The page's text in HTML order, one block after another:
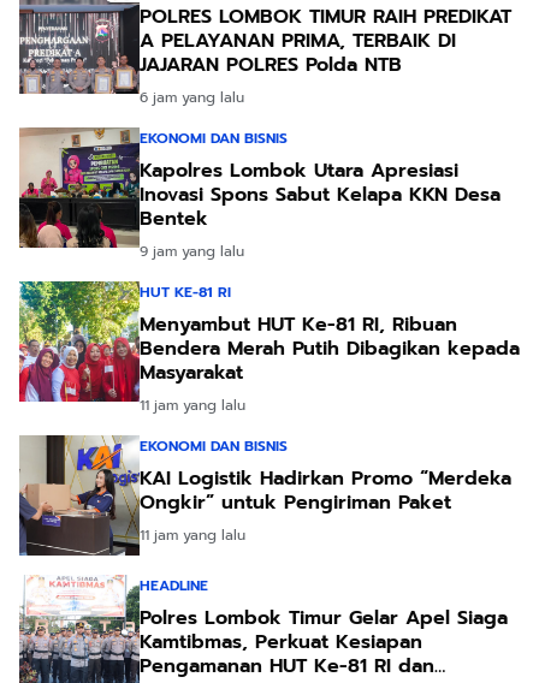
POLRES LOMBOK TIMUR RAIH PREDIKAT
A PELAYANAN PRIMA, TERBAIK DI
JAJARAN POLRES Polda NTB
6 jam yang lalu
EKONOMI DAN BISNIS
Kapolres Lombok Utara Apresiasi
Inovasi Spons Sabut Kelapa KKN Desa
Bentek
9 jam yang lalu
HUT KE-81 RI
Menyambut HUT Ke-81 RI, Ribuan
Bendera Merah Putih Dibagikan kepada
Masyarakat
11 jam yang lalu
EKONOMI DAN BISNIS
KAI Logistik Hadirkan Promo “Merdeka
Ongkir” untuk Pengiriman Paket
11 jam yang lalu
HEADLINE
Polres Lombok Timur Gelar Apel Siaga
Kamtibmas, Perkuat Kesiapan
Pengamanan HUT Ke-81 RI dan